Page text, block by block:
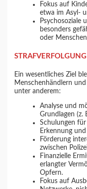
Fokus auf
etwa im Asyl-
Psychosoziale
besonders
oder
STRAFVERFOLGUNG
Ein wesentliches Ziel
Menschenhändlern
unter anderem:
Analyse und
Grundlagen (z.
Schulungen
Erkennung
Förderung
zwischen
Finanzielle
erlangter
Opfern.
Fokus auf